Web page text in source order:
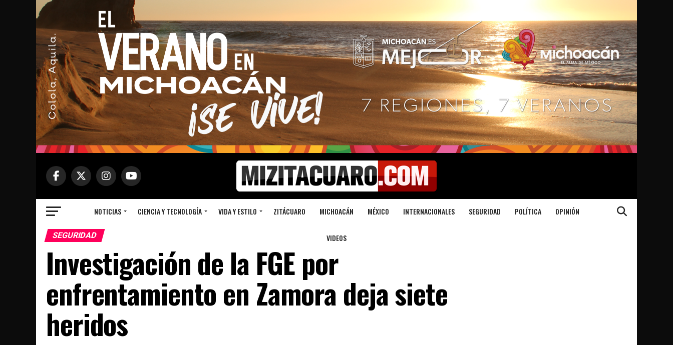
NOTICIAS CIENCIA Y TECNOLOGÍA VIDA Y ESTILO ZITÁCUARO MICHOACÁN MÉXICO INTERNACIONALES SEGURIDAD POLÍTICA OPINIÓN
VIDEOS
SEGURIDAD
Investigación de la FGE por
enfrentamiento en Zamora deja siete
heridos